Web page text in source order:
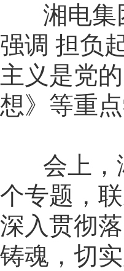
湘电集团
强调 担负
主义是党
想》等重点
会上，湘
个专题，
深入贯彻
铸魂，切